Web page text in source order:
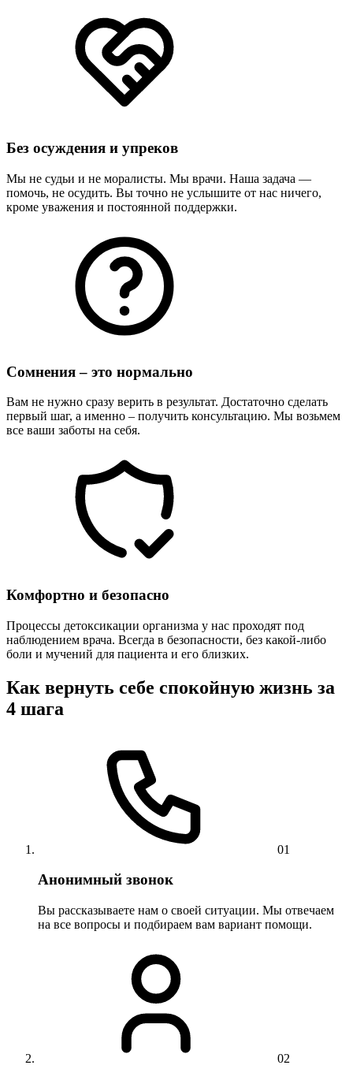
Без осуждения и упреков
Мы не судьи и не моралисты. Мы врачи. Наша задача —
помочь, не осудить. Вы точно не услышите от нас ничего,
кроме уважения и постоянной поддержки.
Сомнения – это нормально
Вам не нужно сразу верить в результат. Достаточно сделать
первый шаг, а именно – получить консультацию. Мы возьмем
все ваши заботы на себя.
Комфортно и безопасно
Процессы детоксикации организма у нас проходят под
наблюдением врача. Всегда в безопасности, без какой-либо
боли и мучений для пациента и его близких.
Как вернуть себе спокойную жизнь за
4 шага
01
Анонимный звонок
Вы рассказываете нам о своей ситуации. Мы отвечаем
на все вопросы и подбираем вам вариант помощи.
02